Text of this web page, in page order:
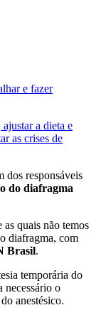
e fazer
a dieta e
as crises de
dos responsáveis
do diafragma
quais não temos
diafragma, com
Brasil.
temporária do
necessário o
anestésico.